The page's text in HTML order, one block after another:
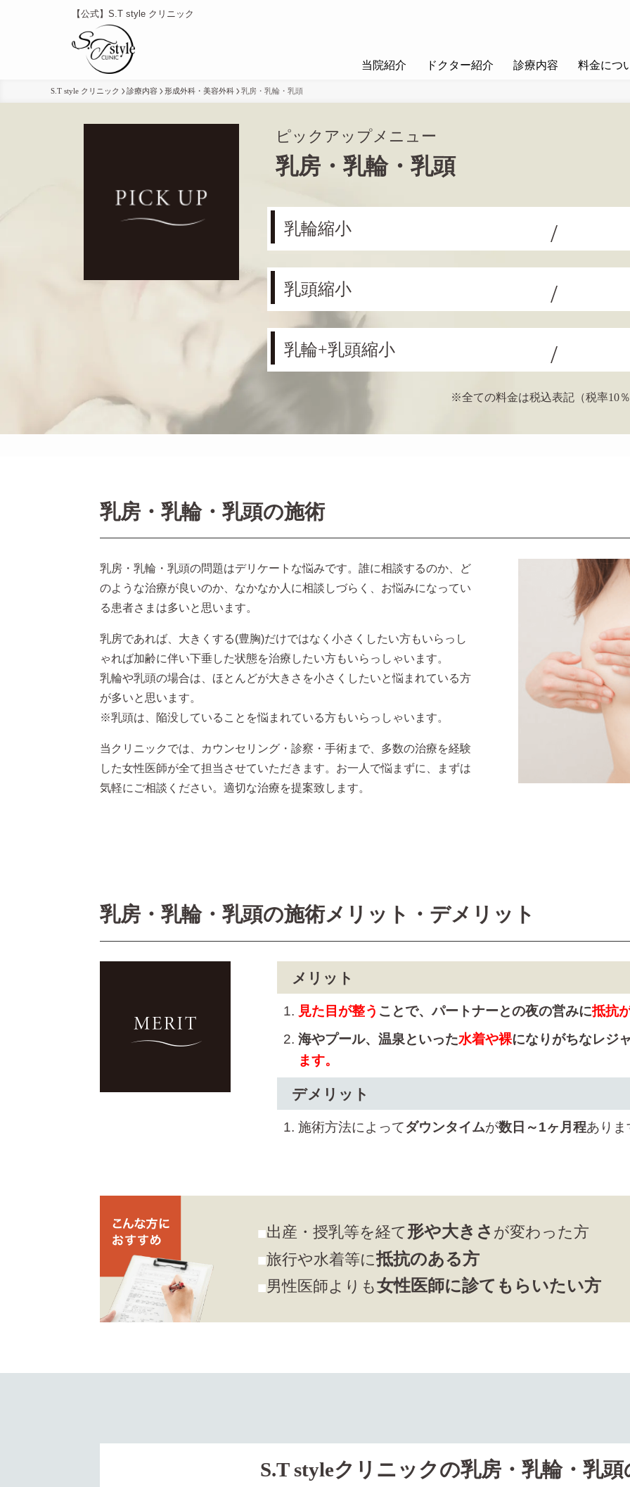
【公式】S.T style クリニック
当院紹介 ドクター紹介 診療内容 料金につ
S.T style クリニック 診療内容 形成外科・美容外科 乳房・乳輪・乳頭
ピックアップメニュー
乳房・乳輪・乳頭
乳輪縮小
乳頭縮小
乳輪+乳頭縮小
※全ての料金は税込表記（税率10
乳房・乳輪・乳頭の施術
乳房・乳輪・乳頭の問題はデリケートな悩みです。誰に相談するのか、ど
のような治療が良いのか、なかなか人に相談しづらく、お悩みになってい
る患者さまは多いと思います。
乳房であれば、大きくする(豊胸)だけではなく小さくしたい方もいらっし
ゃれば加齢に伴い下垂した状態を治療したい方もいらっしゃいます。
乳輪や乳頭の場合は、ほとんどが大きさを小さくしたいと悩まれている方
が多いと思います。
※乳頭は、陥没していることを悩まれている方もいらっしゃいます。
当クリニックでは、カウンセリング・診察・手術まで、多数の治療を経験
した女性医師が全て担当させていただきます。お一人で悩まずに、まずは
気軽にご相談ください。適切な治療を提案致します。
乳房・乳輪・乳頭の施術メリット・デメリット
メリット
見た目が整う ことで、パートナーとの夜の営みに抵抗
海やプール、温泉といった水着や裸になりがちなレジ
ます。
デメリット
施術方法によってダウンタイムが数日～1ヶ月程ありま
出産・授乳等を経て形や大きさ が変わった方
旅行や水着等に抵抗のある方
男性医師よりも女性医師に診てもらいたい方
S.T styleクリニックの乳房・乳輪・乳頭